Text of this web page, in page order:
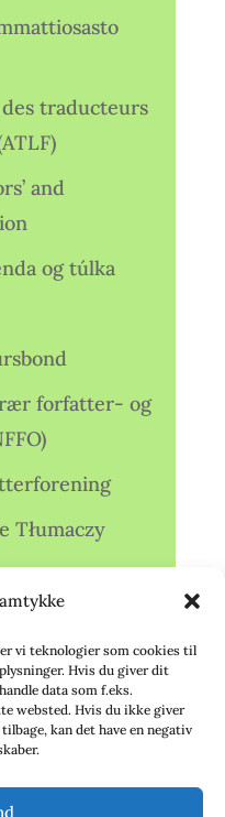
vi teknologier som cookies til
Hvis du giver dit
data som f.eks.
websted. Hvis du ikke giver
kan det have en negativ
traducteurs
and
og túlka
forfatter- og
Tłumaczy
(Ö.)
(ÖC)